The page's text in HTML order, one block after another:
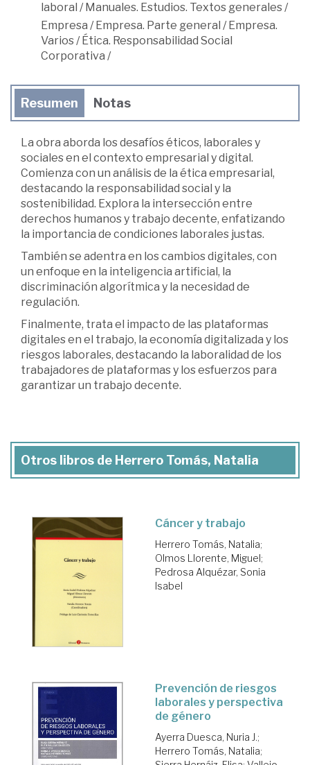
laboral / Manuales. Estudios. Textos generales/
Empresa / Empresa. Parte general / Empresa.
Varios/ Ética. Responsabilidad Social
Corporativa /
Resumen Notas
La obra aborda los desafíos éticos, laborales y
sociales en el contexto empresarial y digital.
Comienza con un análisis de la ética empresarial,
destacando la responsabilidad social y la
sostenibilidad. Explora la intersección entre
derechos humanos y trabajo decente, enfatizando
la importancia de condiciones laborales justas.
También se adentra en los cambios digitales, con
un enfoque en la inteligencia artificial, la
discriminación algorítmica y la necesidad de
regulación.
Finalmente, trata el impacto de las plataformas
digitales en el trabajo, la economía digitalizada y los
riesgos laborales, destacando la laboralidad de los
trabajadores de plataformas y los esfuerzos para
garantizar un trabajo decente.
Otros libros de Herrero Tomás, Natalia
Cáncer y trabajo
Herrero Tomás, Natalia;
Olmos Llorente, Miguel;
Pedrosa Alquézar, Sonia
Isabel
Prevención de riesgos
laborales y perspectiva
de género
Ayerra Duesca, Nuria J.;
Herrero Tomás, Natalia;